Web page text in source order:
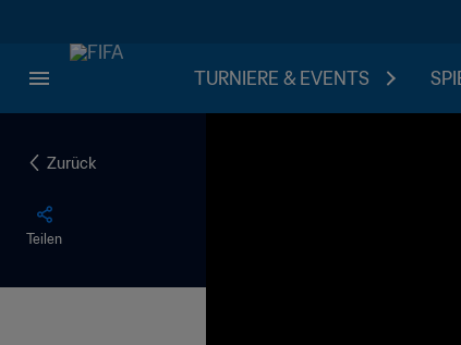
TURNIERE & EVENTS
Zurück
Teilen